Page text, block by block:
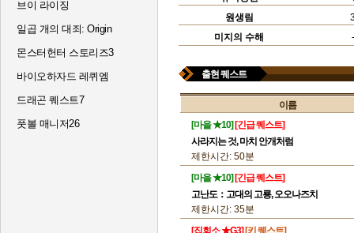
브이 라이징
일곱 개의 대죄: Origin
몬스터헌터 스토리즈3
바이오하자드 레퀴엠
드래곤 퀘스트7
풋볼 매니저26
원생림
미지의 수해
출현 퀘스트
이름
[마을 ★10] [긴급 퀘스트]
사라지는 것, 마치 안개처럼
제한시간: 50분
[마을 ★10] [긴급 퀘스트]
고난도：고대의 고룡, 오오나즈치
제한시간: 35분
[집회소 ★G3] [키 퀘스트]